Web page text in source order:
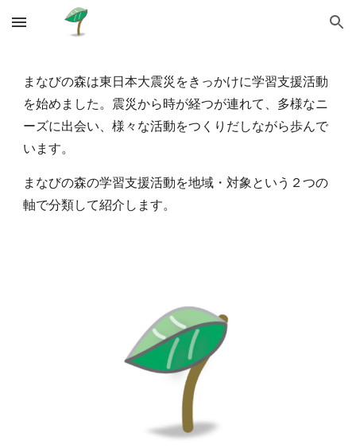
Skip to main content Skip to navigation
まなびの森は東日本大震災をきっかけに学習支援活動
を始めました。震災から時が経つが連れて、多様なニ
ーズに出会い、様々な活動をつくりだしながら歩んで
います。
まなびの森の学習支援活動を地域・対象という２つの
軸で分類して紹介します。